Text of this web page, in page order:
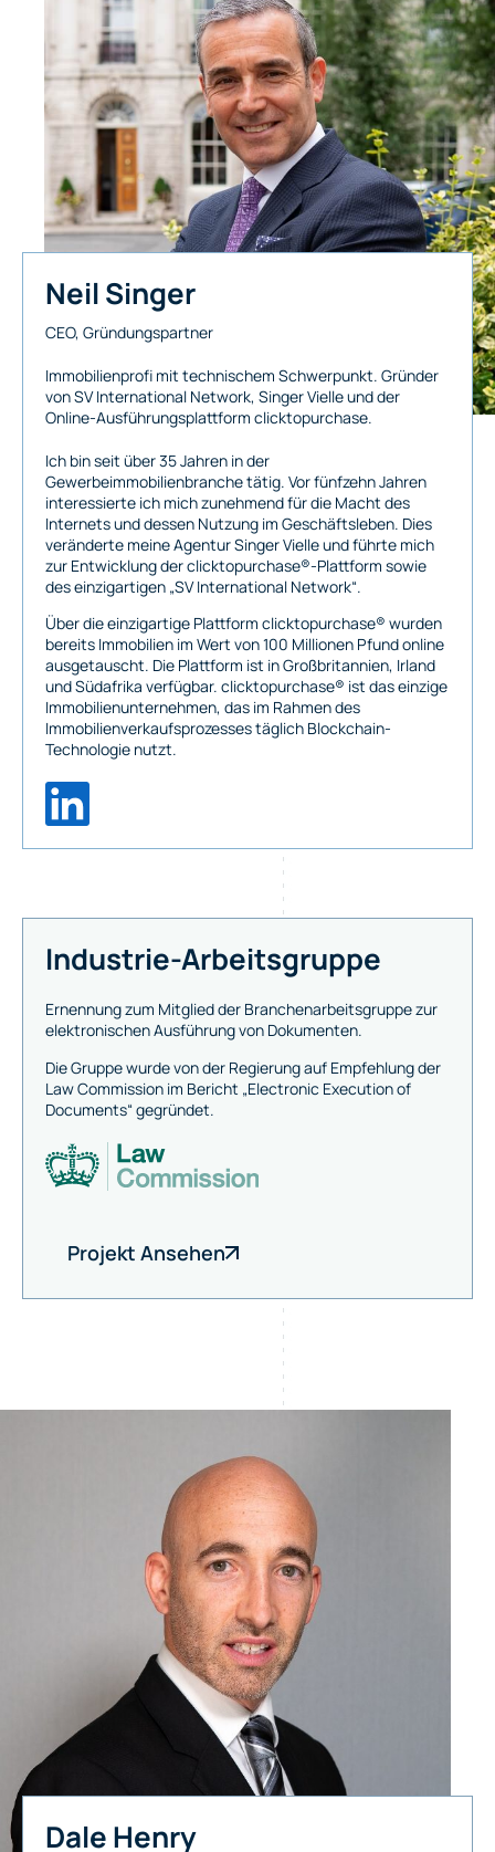
Neil Singer
CEO, Gründungspartner
Immobilienprofi mit technischem Schwerpunkt. Gründer
von SV International Network, Singer Vielle und der
Online-Ausführungsplattform clicktopurchase.
Ich bin seit über 35 Jahren in der
Gewerbeimmobilienbranche tätig. Vor fünfzehn Jahren
interessierte ich mich zunehmend für die Macht des
Internets und dessen Nutzung im Geschäftsleben. Dies
veränderte meine Agentur Singer Vielle und führte mich
zur Entwicklung der clicktopurchase®-Plattform sowie
des einzigartigen „SV International Network“.
Über die einzigartige Plattform clicktopurchase® wurden
bereits Immobilien im Wert von 100 Millionen Pfund online
ausgetauscht. Die Plattform ist in Großbritannien, Irland
und Südafrika verfügbar. clicktopurchase® ist das einzige
Immobilienunternehmen, das im Rahmen des
Immobilienverkaufsprozesses täglich Blockchain-
Technologie nutzt.
Industrie-Arbeitsgruppe
Ernennung zum Mitglied der Branchenarbeitsgruppe zur
elektronischen Ausführung von Dokumenten.
Die Gruppe wurde von der Regierung auf Empfehlung der
Law Commission im Bericht „Electronic Execution of
Documents“ gegründet.
Projekt Ansehen
Dale Henry